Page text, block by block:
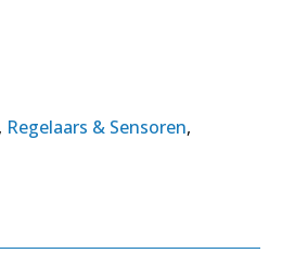
, Regelaars & Sensoren,